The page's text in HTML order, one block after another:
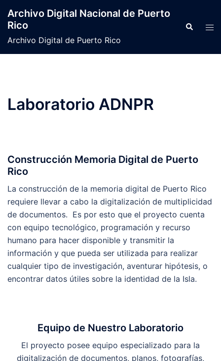
Archivo Digital Nacional de Puerto
Rico
Archivo Digital de Puerto Rico
Laboratorio ADNPR
Construcción Memoria Digital de Puerto
Rico
La construcción de la memoria digital de Puerto Rico
requiere llevar a cabo la digitalización de multiplicidad
de documentos. Es por esto que el proyecto cuenta
con equipo tecnológico, programación y recurso
humano para hacer disponible y transmitir la
información y que pueda ser utilizada para realizar
cualquier tipo de investigación, aventurar hipótesis, o
encontrar datos útiles sobre la identidad de la Isla.
Equipo de Nuestro Laboratorio
El proyecto posee equipo especializado para la
digitalización de documentos, planos, fotografías,